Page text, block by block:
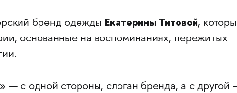
бренд одежды Екатерины Титовой,
основанные на воспоминаниях, пережитых
— с одной стороны, слоган бренда, а с другой